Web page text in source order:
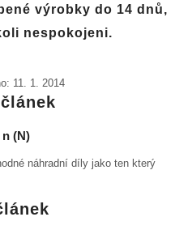
výrobky do 14 dnů,
nespokojeni.
11. 1. 2014
(N)
náhradní díly jako ten který